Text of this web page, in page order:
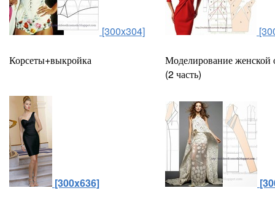
[300x304]
Корсеты+выкройка
Моделирование женской
(2 часть)
[300x636]